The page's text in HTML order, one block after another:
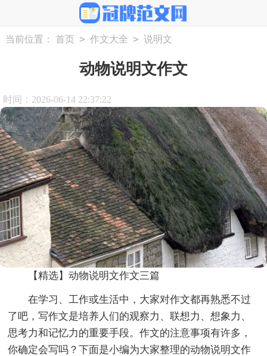
当前位置： 首页 > 作文大全 > 说明文
动物说明文作文
时间：2026-06-14 22:37:22
【精选】动物说明文作文三篇
在学习、工作或生活中，大家对作文都再熟悉不过
了吧，写作文是培养人们的观察力、联想力、想象力、
思考力和记忆力的重要手段。作文的注意事项有许多，
你确定会写吗？下面是小编为大家整理的动物说明文作